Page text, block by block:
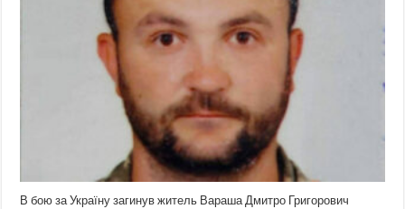
В бою за Україну загинув житель Вараша Дмитро Григорович